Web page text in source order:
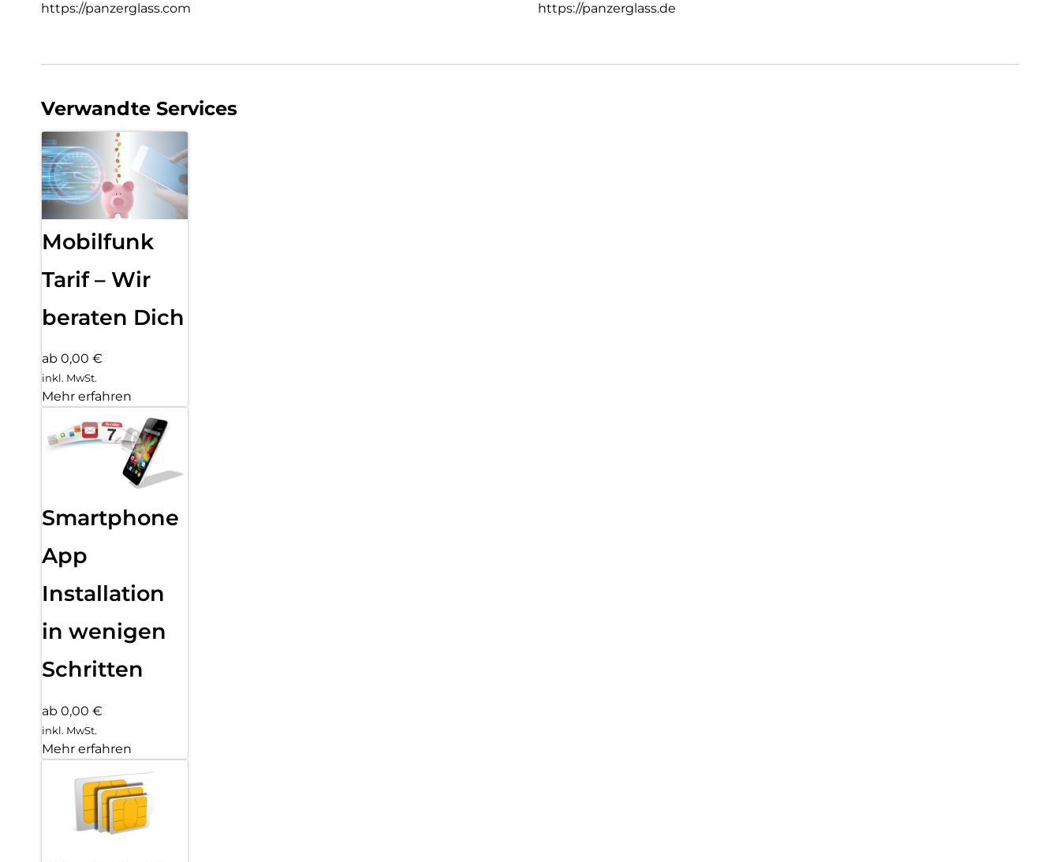
https://panzerglass.com
https://panzerglass.de
Verwandte Services
Mobilfunk
Tarif – Wir
beraten Dich
ab 0,00 €
inkl. MwSt.
Mehr erfahren
Smartphone
App
Installation
in wenigen
Schritten
ab 0,00 €
inkl. MwSt.
Mehr erfahren